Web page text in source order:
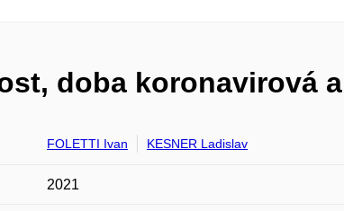
doba koronavirová
FOLETTI Ivan KESNER Ladislav
2021